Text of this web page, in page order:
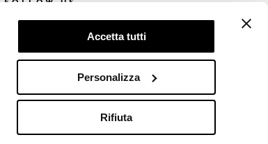
Accetta tutti
Personalizza
Rifiuta
FOLLOW US